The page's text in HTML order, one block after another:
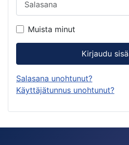
Muista minut
Kirjaudu
Salasana unohtunut?
Käyttäjätunnus unohtunut?